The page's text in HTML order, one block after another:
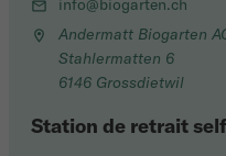
info@biogarten.ch
Andermatt Biogarten
Stahlermatten 6
6146 Grossdietwil
Station de retrait